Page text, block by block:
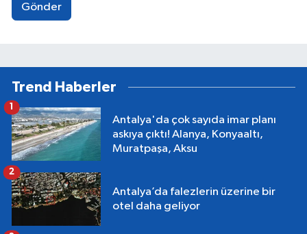
Gönder
Trend Haberler
Antalya'da çok sayıda imar planı
askıya çıktı! Alanya, Konyaaltı,
Muratpaşa, Aksu
1
Antalya’da falezlerin üzerine bir
otel daha geliyor
2